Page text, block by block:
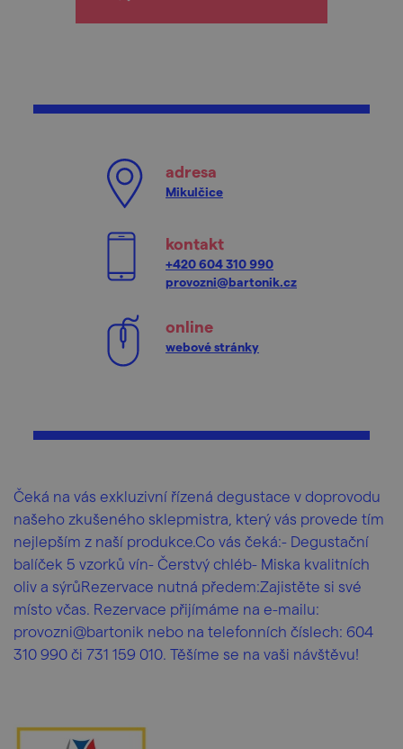
adresa
Mikulčice
kontakt
+420 604 310 990
provozni@bartonik.cz
online
webové stránky
Čeká na vás exkluzivní řízená degustace v doprovodu
našeho zkušeného sklepmistra, který vás provede tím
nejlepším z naší produkce.Co vás čeká:- Degustační
balíček 5 vzorků vín- Čerstvý chléb- Miska kvalitních
oliv a sýrůRezervace nutná předem:Zajistěte si své
místo včas. Rezervace přijímáme na e-mailu:
provozni@bartonik nebo na telefonních číslech: 604
310 990 či 731 159 010. Těšíme se na vaši návštěvu!